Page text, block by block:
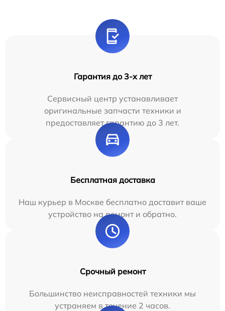
Гарантия до 3-х лет
Сервисный центр устанавливает
оригинальные запчасти техники и
предоставляет гарантию до 3 лет.
Бесплатная доставка
Наш курьер в Москве бесплатно доставит ваше
устройство на ремонт и обратно.
Срочный ремонт
Большинство неисправностей техники мы
устраняем в течение 2 часов.